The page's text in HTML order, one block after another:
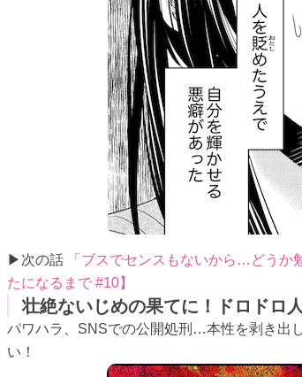
▶次の話
「ブスでセンスもないから…どうか
たになるまで #10】
壮絶ないじめの果てに！ドロドロ
パワハラ、SNSでの公開処刑…本性を剥き出
い！